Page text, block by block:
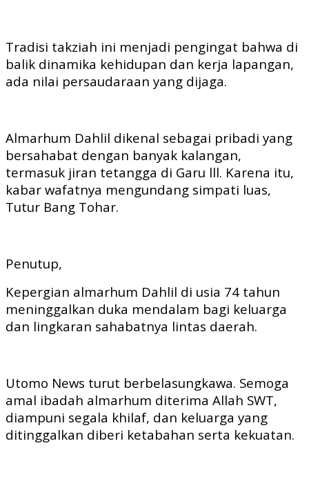
Tradisi takziah ini menjadi pengingat bahwa di
balik dinamika kehidupan dan kerja lapangan,
ada nilai persaudaraan yang dijaga.
Almarhum Dahlil dikenal sebagai pribadi yang
bersahabat dengan banyak kalangan,
termasuk jiran tetangga di Garu lll. Karena itu,
kabar wafatnya mengundang simpati luas,
Tutur Bang Tohar.
Penutup,
Kepergian almarhum Dahlil di usia 74 tahun
meninggalkan duka mendalam bagi keluarga
dan lingkaran sahabatnya lintas daerah.
Utomo News turut berbelasungkawa. Semoga
amal ibadah almarhum diterima Allah SWT,
diampuni segala khilaf, dan keluarga yang
ditinggalkan diberi ketabahan serta kekuatan.